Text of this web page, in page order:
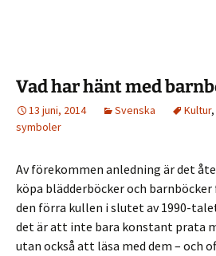
Vad har hänt med
13 juni, 2014 Svenska Kultur,
symboler
Av förekommen anledning är det
köpa blädderböcker och barnböcker
den förra kullen i slutet av 1990-
det är att inte bara konstant prata
utan också att läsa med dem – och